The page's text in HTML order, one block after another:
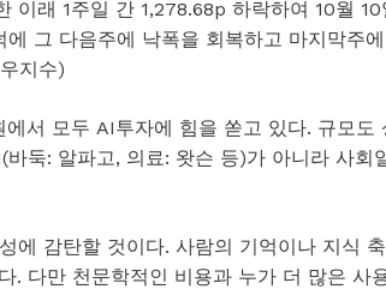
이래 1주일 간 1,278.68p 하락하여 10월
그 다음주에 낙폭을 회복하고 마지막주
지수)
에서 모두 AI투자에 힘을 쏟고 있다. 규모도
둑: 알파고, 의료: 왓슨 등)가 아니라 사회
에 감탄할 것이다. 사람의 기억이나 지식
. 다만 천문학적인 비용과 누가 더 많은 사